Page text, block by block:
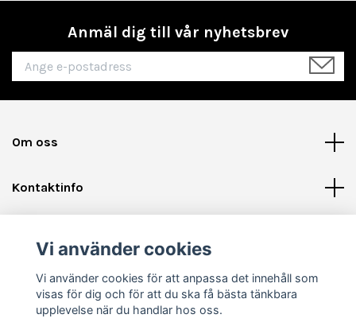
Anmäl dig till vår nyhetsbrev
Om oss
Kontaktinfo
Sociala medier
Vi använder cookies
Vi använder cookies för att anpassa det innehåll som
visas för dig och för att du ska få bästa tänkbara
upplevelse när du handlar hos oss.